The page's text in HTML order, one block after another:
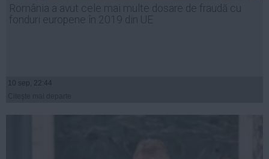
România a avut cele mai multe dosare de fraudă cu
fonduri europene în 2019 din UE
10 sep, 22:44